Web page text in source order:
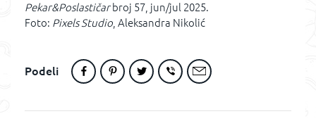
Pekar&Poslastičarbroj 57, jun/jul 2025.
Foto: Pixels Studio , Aleksandra Nikolić
Podeli